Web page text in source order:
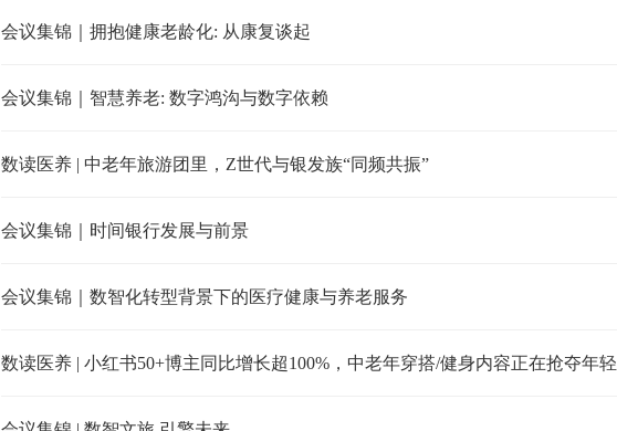
会议集锦｜拥抱健康老龄化: 从康复谈起
会议集锦｜智慧养老: 数字鸿沟与数字依赖
数读医养 | 中老年旅游团里，Z世代与银发族“同频共振”
会议集锦｜时间银行发展与前景
会议集锦｜数智化转型背景下的医疗健康与养老服务
数读医养 | 小红书50+博主同比增长超100%，中老年穿搭/健身内容正在抢夺年轻流量！